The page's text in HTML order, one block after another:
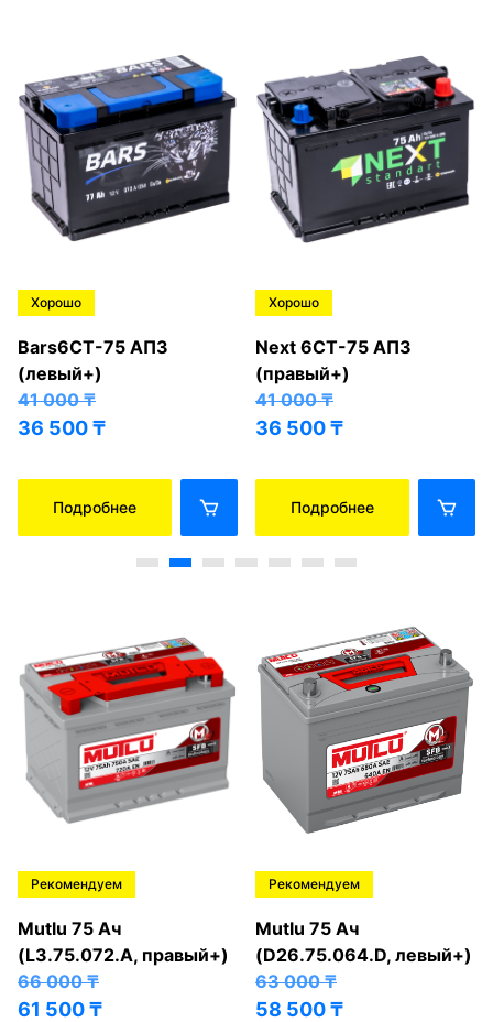
Хорошо
Bars6СТ-75 АПЗ
(левый+)
41 000₸
36 500₸
Подробнее
Хорошо
Next 6СТ-75 АПЗ
(правый+)
41 000₸
36 500₸
Подробнее
Рекомендуем
Mutlu 75 Ач
(L3.75.072.A, правый+)
66 000₸
61 500₸
Рекомендуем
Mutlu 75 Ач
(D26.75.064.D, левый+)
63 000₸
58 500₸